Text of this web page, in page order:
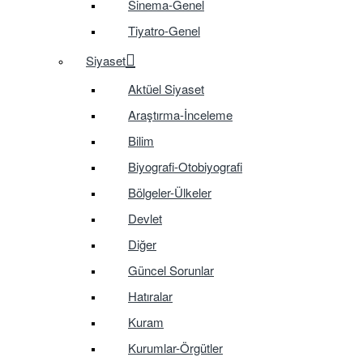
Sinema-Genel
Tiyatro-Genel
Siyaset
Aktüel Siyaset
Araştırma-İnceleme
Bilim
Biyografi-Otobiyografi
Bölgeler-Ülkeler
Devlet
Diğer
Güncel Sorunlar
Hatıralar
Kuram
Kurumlar-Örgütler